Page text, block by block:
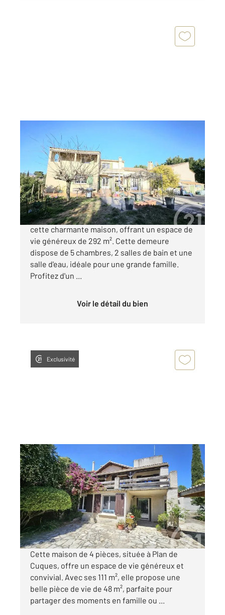
ALLAUCH 13
292 m2, 7 pièces
Ref : 2901
Maison à vendre
785 000 €
ALLAUCH 13190 - Les Aubagnens Découvrez
cette charmante maison, offrant un espace de
vie généreux de 292 m². Cette demeure
dispose de 5 chambres, 2 salles de bain et une
salle d'eau, idéale pour une grande famille.
Profitez d'un ...
Voir le détail du bien
Exclusivité
PLAN DE CUQUES 13
111 m2, 4 pièces
Ref : 2648
Maison à vendre
449 000 €
Visiter le site dédié
Cette maison de 4 pièces, située à Plan de
Cuques, offre un espace de vie généreux et
convivial. Avec ses 111 m², elle propose une
belle pièce de vie de 48 m², parfaite pour
partager des moments en famille ou ...